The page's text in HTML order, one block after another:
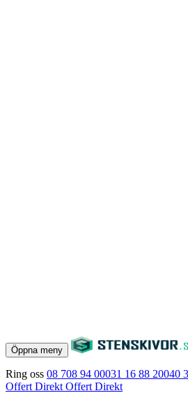
Öppna meny
Ring oss 08 708 94 00031 16 88 20040
Offert Direkt Offert Direkt